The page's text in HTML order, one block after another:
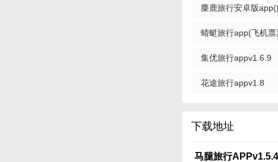
麋鹿旅行安卓版
蜻蜓旅行app(飞机
集优旅行appv1.6.9
花途旅行appv1.8
下载地址
马腿旅行APPv1.5.4